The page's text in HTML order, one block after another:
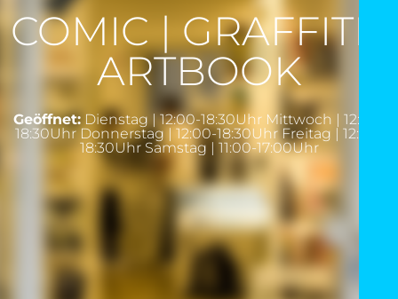
COMIC | GRAFFITI |
ARTBOOK
Geöffnet: Dienstag | 12:00-18:30Uhr Mittwoch | 12:00-
18:30Uhr Donnerstag | 12:00-18:30Uhr Freitag | 12:00-
18:30Uhr Samstag | 11:00-17:00Uhr